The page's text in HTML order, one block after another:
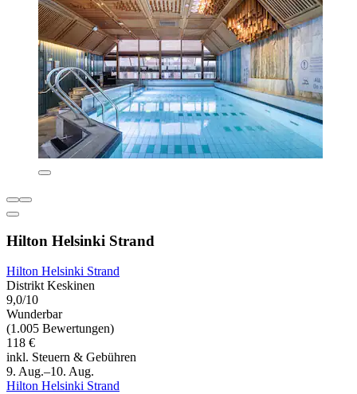
Hilton Helsinki Strand
Hilton Helsinki Strand
Distrikt Keskinen
9,0/10
Wunderbar
(1.005 Bewertungen)
118 €
inkl. Steuern & Gebühren
9. Aug.–10. Aug.
Hilton Helsinki Strand